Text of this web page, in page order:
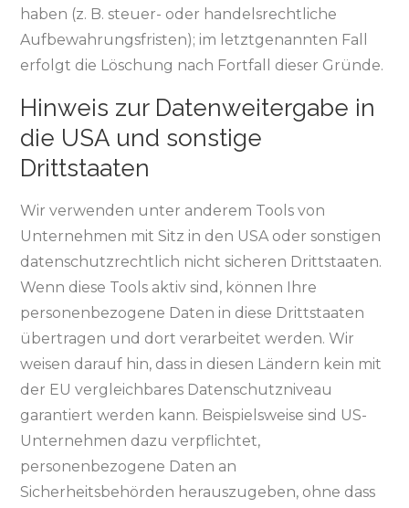
haben (z. B. steuer- oder handelsrechtliche
Aufbewahrungsfristen); im letztgenannten Fall
erfolgt die Löschung nach Fortfall dieser Gründe.
Hinweis zur Datenweitergabe in
die USA und sonstige
Drittstaaten
Wir verwenden unter anderem Tools von
Unternehmen mit Sitz in den USA oder sonstigen
datenschutzrechtlich nicht sicheren Drittstaaten.
Wenn diese Tools aktiv sind, können Ihre
personenbezogene Daten in diese Drittstaaten
übertragen und dort verarbeitet werden. Wir
weisen darauf hin, dass in diesen Ländern kein mit
der EU vergleichbares Datenschutzniveau
garantiert werden kann. Beispielsweise sind US-
Unternehmen dazu verpflichtet,
personenbezogene Daten an
Sicherheitsbehörden herauszugeben, ohne dass